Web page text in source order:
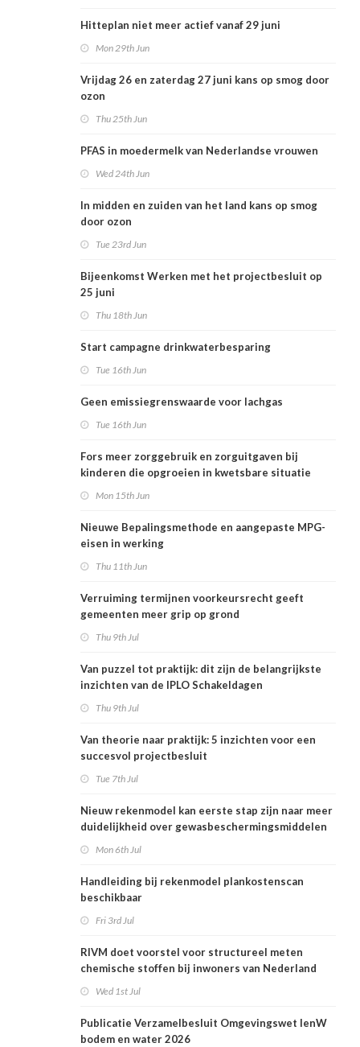
Hitteplan niet meer actief vanaf 29 juni
Mon 29th Jun
Vrijdag 26 en zaterdag 27 juni kans op smog door
ozon
Thu 25th Jun
PFAS in moedermelk van Nederlandse vrouwen
Wed 24th Jun
In midden en zuiden van het land kans op smog
door ozon
Tue 23rd Jun
Bijeenkomst Werken met het projectbesluit op
25 juni
Thu 18th Jun
Start campagne drinkwaterbesparing
Tue 16th Jun
Geen emissiegrenswaarde voor lachgas
Tue 16th Jun
Fors meer zorggebruik en zorguitgaven bij
kinderen die opgroeien in kwetsbare situatie
Mon 15th Jun
Nieuwe Bepalingsmethode en aangepaste MPG-
eisen in werking
Thu 11th Jun
Verruiming termijnen voorkeursrecht geeft
gemeenten meer grip op grond
Thu 9th Jul
Van puzzel tot praktijk: dit zijn de belangrijkste
inzichten van de IPLO Schakeldagen
Thu 9th Jul
Van theorie naar praktijk: 5 inzichten voor een
succesvol projectbesluit
Tue 7th Jul
Nieuw rekenmodel kan eerste stap zijn naar meer
duidelijkheid over gewasbeschermingsmiddelen
Mon 6th Jul
Handleiding bij rekenmodel plankostenscan
beschikbaar
Fri 3rd Jul
RIVM doet voorstel voor structureel meten
chemische stoffen bij inwoners van Nederland
Wed 1st Jul
Publicatie Verzamelbesluit Omgevingswet IenW
bodem en water 2026